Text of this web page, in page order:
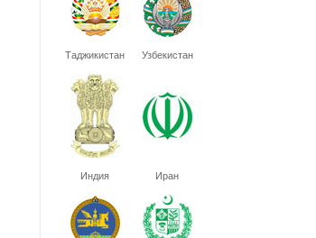
Таджикистан Узбекистан
Индия Иран